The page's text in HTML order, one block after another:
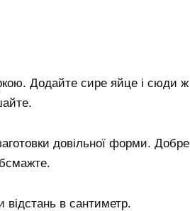
Додайте сире яйце і сюди ж
довільної форми. Добре
відстань в сантиметр.